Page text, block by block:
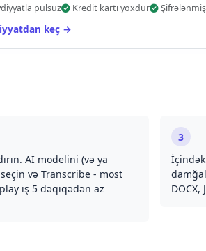
pulsuz Kredit kartı yoxdur
keç →
AI modelini (və ya
və Transcribe - most
iş 5 dəqiqədən az
3
DOCX,